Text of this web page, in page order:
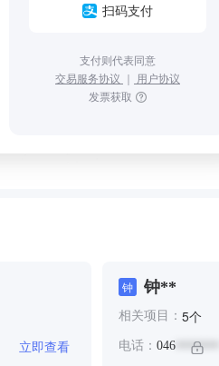
扫码支付
支付则代表同意
交易服务协议 ｜ 用户协议
发票获取
立即查看
钟 钟**
相关项目： 5个
电话： 046*******